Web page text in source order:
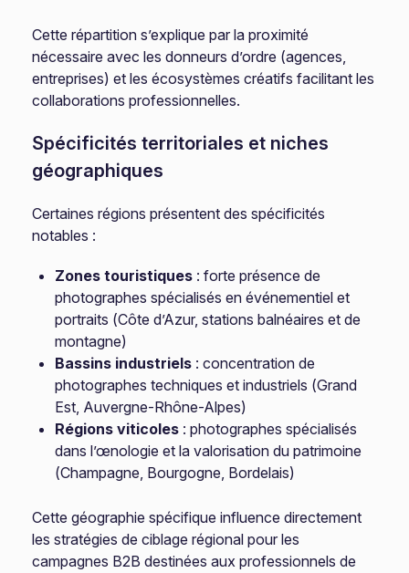
Cette répartition s’explique par la proximité
nécessaire avec les donneurs d’ordre (agences,
entreprises) et les écosystèmes créatifs facilitant les
collaborations professionnelles.
Spécificités territoriales et niches
géographiques
Certaines régions présentent des spécificités
notables :
Zones touristiques : forte présence de
photographes spécialisés en événementiel et
portraits (Côte d’Azur, stations balnéaires et de
montagne)
Bassins industriels : concentration de
photographes techniques et industriels (Grand
Est, Auvergne-Rhône-Alpes)
Régions viticoles : photographes spécialisés
dans l’œnologie et la valorisation du patrimoine
(Champagne, Bourgogne, Bordelais)
Cette géographie spécifique influence directement
les stratégies de ciblage régional pour les
campagnes B2B destinées aux professionnels de